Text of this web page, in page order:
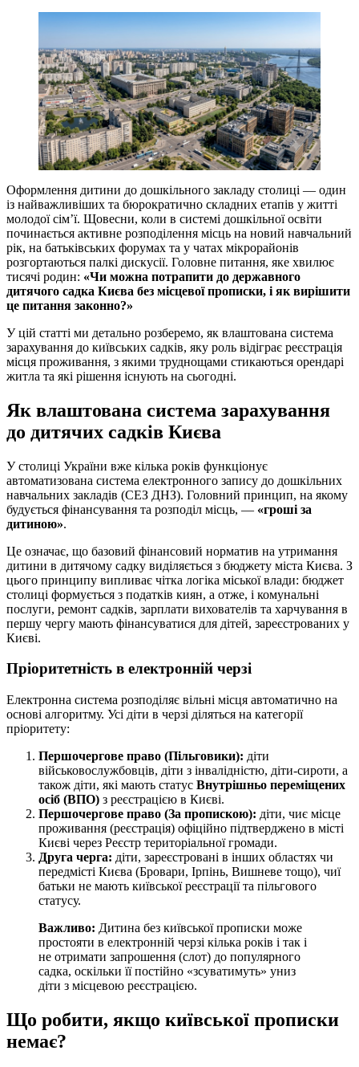
Оформлення дитини до дошкільного закладу столиці — один
із найважливіших та бюрократично складних етапів у житті
молодої сім’ї. Щовесни, коли в системі дошкільної освіти
починається активне розподілення місць на новий навчальний
рік, на батьківських форумах та у чатах мікрорайонів
розгортаються палкі дискусії. Головне питання, яке хвилює
тисячі родин: «Чи можна потрапити до державного
дитячого садка Києва без місцевої прописки, і як вирішити
це питання законно?»
У цій статті ми детально розберемо, як влаштована система
зарахування до київських садків, яку роль відіграє реєстрація
місця проживання, з якими труднощами стикаються орендарі
житла та які рішення існують на сьогодні.
Як влаштована система зарахування
до дитячих садків Києва
У столиці України вже кілька років функціонує
автоматизована система електронного запису до дошкільних
навчальних закладів (СЕЗ ДНЗ). Головний принцип, на якому
будується фінансування та розподіл місць, — «гроші за
дитиною».
Це означає, що базовий фінансовий норматив на утримання
дитини в дитячому садку виділяється з бюджету міста Києва. З
цього принципу випливає чітка логіка міської влади: бюджет
столиці формується з податків киян, а отже, і комунальні
послуги, ремонт садків, зарплати вихователів та харчування в
першу чергу мають фінансуватися для дітей, зареєстрованих у
Києві.
Пріоритетність в електронній черзі
Електронна система розподіляє вільні місця автоматично на
основі алгоритму. Усі діти в черзі діляться на категорії
пріоритету:
Першочергове право (Пільговики): діти
військовослужбовців, діти з інвалідністю, діти-сироти, а
також діти, які мають статус Внутрішньо переміщених
осіб (ВПО) з реєстрацією в Києві.
Першочергове право (За пропискою): діти, чиє місце
проживання (реєстрація) офіційно підтверджено в місті
Києві через Реєстр територіальної громади.
Друга черга: діти, зареєстровані в інших областях чи
передмісті Києва (Бровари, Ірпінь, Вишневе тощо), чиї
батьки не мають київської реєстрації та пільгового
статусу.
Важливо: Дитина без київської прописки може
простояти в електронній черзі кілька років і так і
не отримати запрошення (слот) до популярного
садка, оскільки її постійно «зсуватимуть» униз
діти з місцевою реєстрацією.
Що робити, якщо київської прописки
немає?